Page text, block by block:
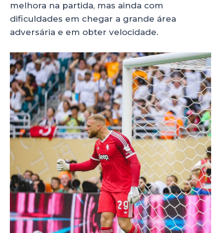
melhora na partida, mas ainda com
dificuldades em chegar a grande área
adversária e em obter velocidade.